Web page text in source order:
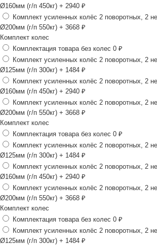
Ø160мм (г/п 450кг) + 2940 ₽
Комплект усиленных колёс 2 поворотных, 2
Ø200мм (г/п 550кг) + 3668 ₽
Комплект колес
Комплектация товара без колес 0 ₽
Комплект усиленных колёс 2 поворотных, 2
Ø125мм (г/п 300кг) + 1484 ₽
Комплект усиленных колёс 2 поворотных, 2
Ø160мм (г/п 450кг) + 2940 ₽
Комплект усиленных колёс 2 поворотных, 2
Ø200мм (г/п 550кг) + 3668 ₽
Комплект колес
Комплектация товара без колес 0 ₽
Комплект усиленных колёс 2 поворотных, 2
Ø125мм (г/п 300кг) + 1484 ₽
Комплект усиленных колёс 2 поворотных, 2
Ø160мм (г/п 450кг) + 2940 ₽
Комплект усиленных колёс 2 поворотных, 2
Ø200мм (г/п 550кг) + 3668 ₽
Комплект колес
Комплектация товара без колес 0 ₽
Комплект усиленных колёс 2 поворотных, 2
Ø125мм (г/п 300кг) + 1484 ₽